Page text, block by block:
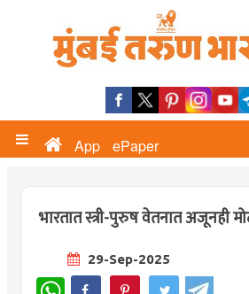
App ePaper
भारतात स्त्री-पुरुष वेतनात अजूनही
29-Sep-2025
WhatsApp